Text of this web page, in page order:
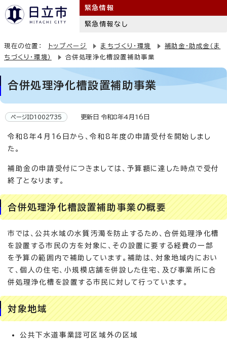
緊急情報
緊急情報なし
現在の位置： トップページ まちづくり・環境
補助金・助成金（ま
ちづくり・環境）
合併処理浄化槽設置補助事業
合併処理浄化槽設置補助事業
ページID1002735 更新日 令和8年4月16日
令和8年4月16日から、令和8年度の申請受付を開始しまし
た。
補助金の申請受付につきましては、予算額に達した時点で受付
終了となります。
合併処理浄化槽設置補助事業の概要
市では、公共水域の水質汚濁を防止するため、合併処理浄化槽
を設置する市民の方を対象に、その設置に要する経費の一部
を予算の範囲内で補助しています。補助は、対象地域内におい
て、個人の住宅、小規模店舗を併設した住宅、及び事業所に合
併処理浄化槽を設置する市民に対して行っています。
対象地域
公共下水道事業認可区域外の区域